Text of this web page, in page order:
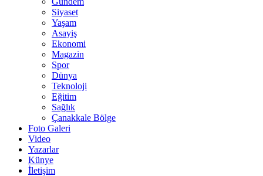
Siyaset
Yaşam
Asayiş
Ekonomi
Magazin
Spor
Dünya
Teknoloji
Eğitim
Sağlık
Çanakkale Bölge
Foto Galeri
Video
Yazarlar
Künye
İletişim